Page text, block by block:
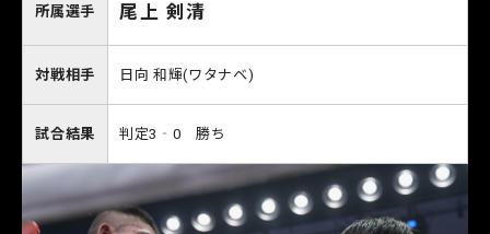
所属選手 尾上 剣清
対戦相手 日向 和輝(ワタナベ)
試合結果 判定3‐0 勝ち